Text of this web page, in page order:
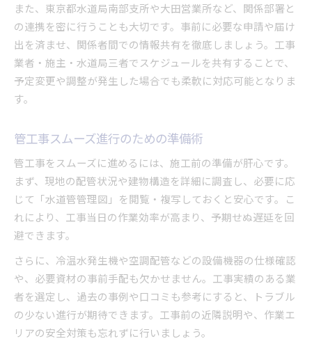
また、東京都水道局南部支所や大田営業所など、関係部署と
の連携を密に行うことも大切です。事前に必要な申請や届け
出を済ませ、関係者間での情報共有を徹底しましょう。工事
業者・施主・水道局三者でスケジュールを共有することで、
予定変更や調整が発生した場合でも柔軟に対応可能となりま
す。
管工事スムーズ進行のための準備術
管工事をスムーズに進めるには、施工前の準備が肝心です。
まず、現地の配管状況や建物構造を詳細に調査し、必要に応
じて「水道管管理図」を閲覧・複写しておくと安心です。こ
れにより、工事当日の作業効率が高まり、予期せぬ遅延を回
避できます。
さらに、冷温水発生機や空調配管などの設備機器の仕様確認
や、必要資材の事前手配も欠かせません。工事実績のある業
者を選定し、過去の事例や口コミも参考にすると、トラブル
の少ない進行が期待できます。工事前の近隣説明や、作業エ
リアの安全対策も忘れずに行いましょう。